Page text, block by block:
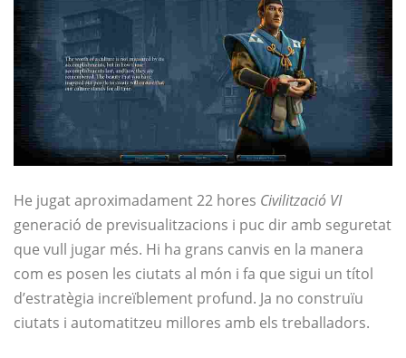
He jugat aproximadament 22 hores Civilització VI
generació de previsualitzacions i puc dir amb seguretat
que vull jugar més. Hi ha grans canvis en la manera
com es posen les ciutats al món i fa que sigui un títol
d’estratègia increïblement profund. Ja no construïu
ciutats i automatitzeu millores amb els treballadors.